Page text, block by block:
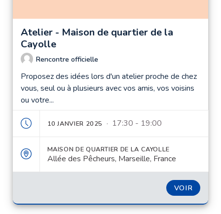
Atelier - Maison de quartier de la
Cayolle
Rencontre officielle
Proposez des idées lors d'un atelier proche de chez
vous, seul ou à plusieurs avec vos amis, vos voisins
ou votre...
10 JANVIER 2025 · 17:30 - 19:00
MAISON DE QUARTIER DE LA CAYOLLE
Allée des Pêcheurs, Marseille, France
VOIR